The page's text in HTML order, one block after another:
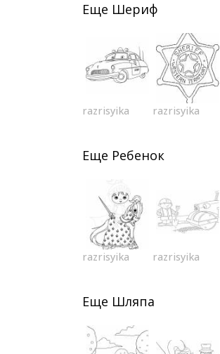
Еще Шериф
razrisyika razrisyika
Еще Ребенок
razrisyika razrisyika
Еще Шляпа